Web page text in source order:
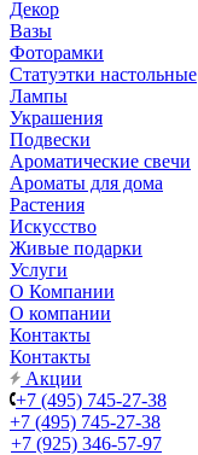
Декор
Вазы
Фоторамки
Статуэтки настольные
Лампы
Украшения
Подвески
Ароматические свечи
Ароматы для дома
Растения
Искусство
Живые подарки
Услуги
О Компании
О компании
Контакты
Контакты
Акции
+7 (495) 745-27-38
+7 (495) 745-27-38
+7 (925) 346-57-97